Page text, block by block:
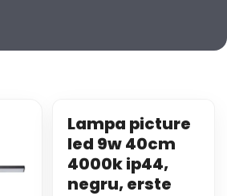
Lampa picture
led 9w 40cm
4000k ip44,
negru, erste